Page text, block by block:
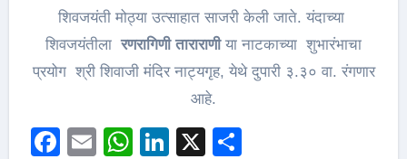
शिवजयंती मोठ्या उत्साहात साजरी केली जाते. यंदाच्या
शिवजयंतीलारणरागिणी ताराराणीया नाटकाच्या शुभारंभाचा
प्रयोग श्री शिवाजी मंदिर नाट्यगृह, येथे दुपारी ३.३० वा. रंगणार
आहे.
Facebook
EmailWhatsApp
LinkedIn
X